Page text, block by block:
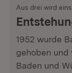
Aus drei wird eins
1952 wurde
gehoben und
Baden und